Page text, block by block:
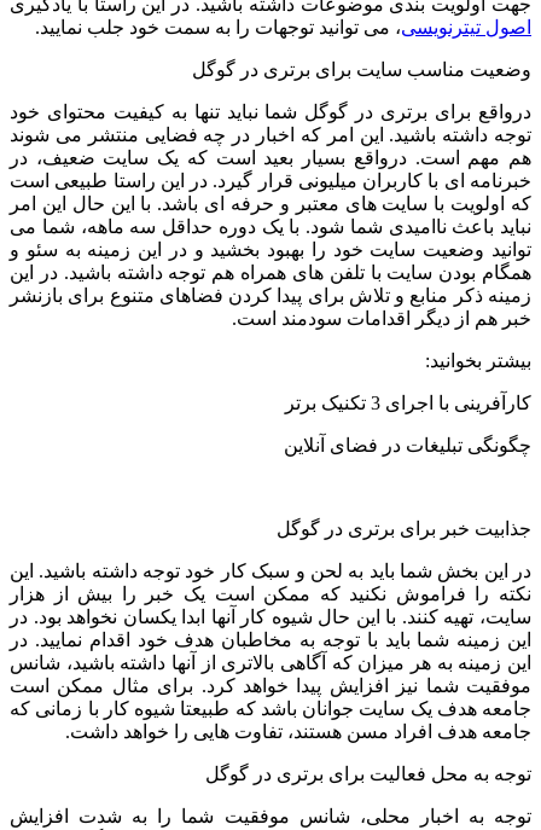
اصول تیترنویسی، می توانید توجهات را به سمت خود جلب نمایید.
وضعیت مناسب سایت برای برتری در گوگل
درواقع برای برتری در گوگل شما نباید تنها به کیفیت محتوای خود
توجه داشته باشید. این امر که اخبار در چه فضایی منتشر می شوند
هم مهم است. درواقع بسیار بعید است که یک سایت ضعیف، در
خبرنامه ای با کاربران میلیونی قرار گیرد. در این راستا طبیعی است
که اولویت با سایت های معتبر و حرفه ای باشد. با این حال این امر
نباید باعث ناامیدی شما شود. با یک دوره حداقل سه ماهه، شما می
توانید وضعیت سایت خود را بهبود بخشید و در این زمینه به سئو و
همگام بودن سایت با تلفن های همراه هم توجه داشته باشید. در این
زمینه ذکر منابع و تلاش برای پیدا کردن فضاهای متنوع برای بازنشر
خبر هم از دیگر اقدامات سودمند است.
بیشتر بخوانید:
کارآفرینی با اجرای 3 تکنیک برتر
چگونگی تبلیغات در فضای آنلاین
جذابیت خبر برای برتری در گوگل
در این بخش شما باید به لحن و سبک کار خود توجه داشته باشید. این
نکته را فراموش نکنید که ممکن است یک خبر را بیش از هزار
سایت، تهیه کنند. با این حال شیوه کار آنها ابدا یکسان نخواهد بود. در
این زمینه شما باید با توجه به مخاطبان هدف خود اقدام نمایید. در
این زمینه به هر میزان که آگاهی بالاتری از آنها داشته باشید، شانس
موفقیت شما نیز افزایش پیدا خواهد کرد. برای مثال ممکن است
جامعه هدف یک سایت جوانان باشد که طبیعتا شیوه کار با زمانی که
جامعه هدف افراد مسن هستند، تفاوت هایی را خواهد داشت.
توجه به محل فعالیت برای برتری در گوگل
توجه به اخبار محلی، شانس موفقیت شما را به شدت افزایش